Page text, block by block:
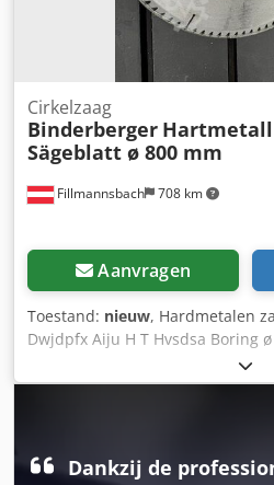
Fillmannsbach 708 km
Cirkelzaag
Binderberger Hartmetall
Sägeblatt ø 800 mm
Aanvragen
Toestand: nieuw, Hardmetalen
Dwjdpfx Aiju H T Hvsdsa Boring
Dankzij de